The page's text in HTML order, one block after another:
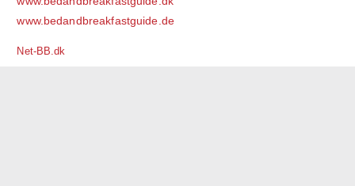
www.bedandbreakfastguide.de
Net-BB.dk